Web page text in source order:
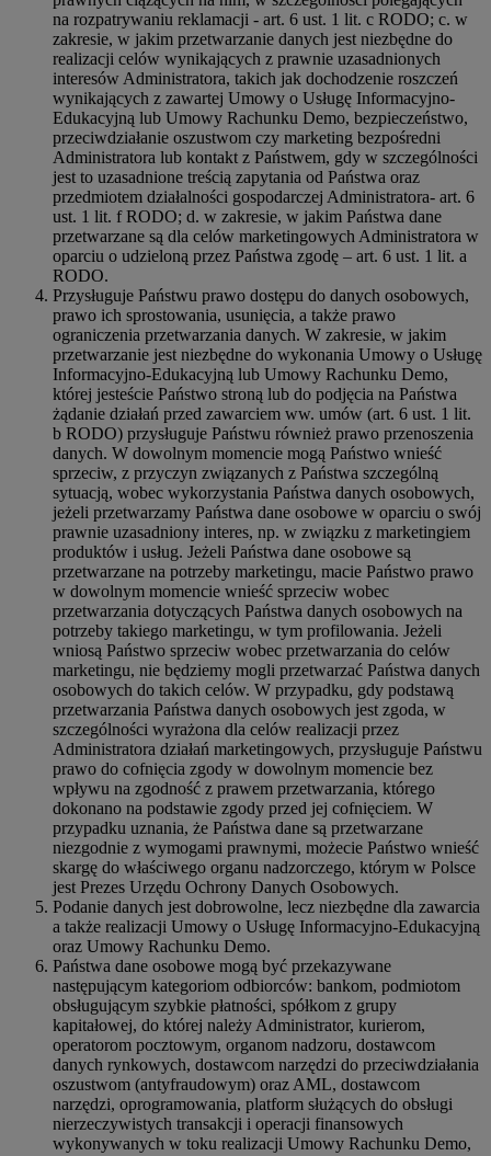
na rozpatrywaniu reklamacji - art. 6 ust. 1 lit. c RODO; c. w
zakresie, w jakim przetwarzanie danych jest niezbędne do
realizacji celów wynikających z prawnie uzasadnionych
interesów Administratora, takich jak dochodzenie roszczeń
wynikających z zawartej Umowy o Usługę Informacyjno-
Edukacyjną lub Umowy Rachunku Demo, bezpieczeństwo,
przeciwdziałanie oszustwom czy marketing bezpośredni
Administratora lub kontakt z Państwem, gdy w szczególności
jest to uzasadnione treścią zapytania od Państwa oraz
przedmiotem działalności gospodarczej Administratora- art. 6
ust. 1 lit. f RODO; d. w zakresie, w jakim Państwa dane
przetwarzane są dla celów marketingowych Administratora w
oparciu o udzieloną przez Państwa zgodę – art. 6 ust. 1 lit. a
RODO.
Przysługuje Państwu prawo dostępu do danych osobowych,
prawo ich sprostowania, usunięcia, a także prawo
ograniczenia przetwarzania danych. W zakresie, w jakim
przetwarzanie jest niezbędne do wykonania Umowy o Usługę
Informacyjno-Edukacyjną lub Umowy Rachunku Demo,
której jesteście Państwo stroną lub do podjęcia na Państwa
żądanie działań przed zawarciem ww. umów (art. 6 ust. 1 lit.
b RODO) przysługuje Państwu również prawo przenoszenia
danych. W dowolnym momencie mogą Państwo wnieść
sprzeciw, z przyczyn związanych z Państwa szczególną
sytuacją, wobec wykorzystania Państwa danych osobowych,
jeżeli przetwarzamy Państwa dane osobowe w oparciu o swój
prawnie uzasadniony interes, np. w związku z marketingiem
produktów i usług. Jeżeli Państwa dane osobowe są
przetwarzane na potrzeby marketingu, macie Państwo prawo
w dowolnym momencie wnieść sprzeciw wobec
przetwarzania dotyczących Państwa danych osobowych na
potrzeby takiego marketingu, w tym profilowania. Jeżeli
wniosą Państwo sprzeciw wobec przetwarzania do celów
marketingu, nie będziemy mogli przetwarzać Państwa danych
osobowych do takich celów. W przypadku, gdy podstawą
przetwarzania Państwa danych osobowych jest zgoda, w
szczególności wyrażona dla celów realizacji przez
Administratora działań marketingowych, przysługuje Państwu
prawo do cofnięcia zgody w dowolnym momencie bez
wpływu na zgodność z prawem przetwarzania, którego
dokonano na podstawie zgody przed jej cofnięciem. W
przypadku uznania, że Państwa dane są przetwarzane
niezgodnie z wymogami prawnymi, możecie Państwo wnieść
skargę do właściwego organu nadzorczego, którym w Polsce
jest Prezes Urzędu Ochrony Danych Osobowych.
Podanie danych jest dobrowolne, lecz niezbędne dla zawarcia
a także realizacji Umowy o Usługę Informacyjno-Edukacyjną
oraz Umowy Rachunku Demo.
Państwa dane osobowe mogą być przekazywane
następującym kategoriom odbiorców: bankom, podmiotom
obsługującym szybkie płatności, spółkom z grupy
kapitałowej, do której należy Administrator, kurierom,
operatorom pocztowym, organom nadzoru, dostawcom
danych rynkowych, dostawcom narzędzi do przeciwdziałania
oszustwom (antyfraudowym) oraz AML, dostawcom
narzędzi, oprogramowania, platform służących do obsługi
nierzeczywistych transakcji i operacji finansowych
wykonywanych w toku realizacji Umowy Rachunku Demo,